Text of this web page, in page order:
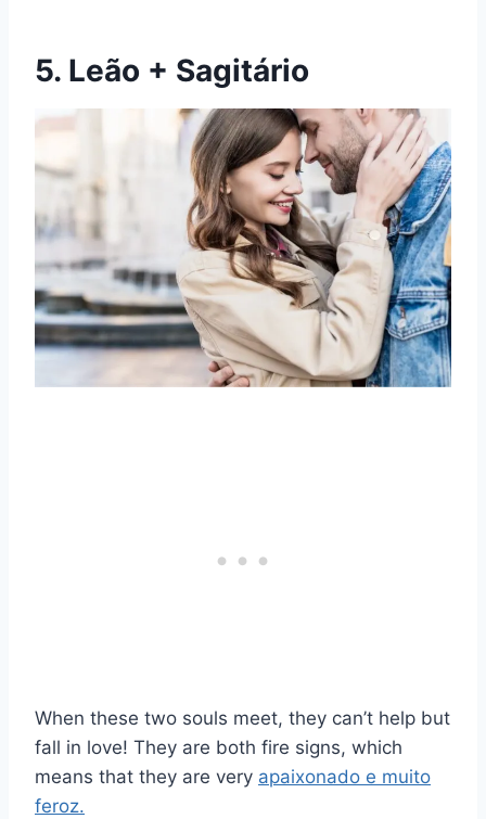
5. Leão + Sagitário
When these two souls meet, they can’t help but
fall in love! They are both fire signs, which
means that they are very apaixonado e muito
feroz.